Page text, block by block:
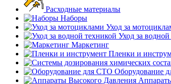
Расходные материалы
Наборы
Уход за
Уход за
Маркетинг
Пленки и
Оборудование